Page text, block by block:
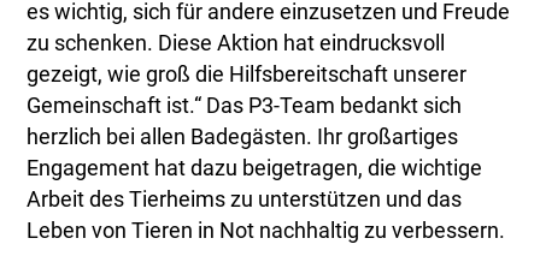
es wichtig, sich für andere einzusetzen und Freude
zu schenken. Diese Aktion hat eindrucksvoll
gezeigt, wie groß die Hilfsbereitschaft unserer
Gemeinschaft ist.“ Das P3-Team bedankt sich
herzlich bei allen Badegästen. Ihr großartiges
Engagement hat dazu beigetragen, die wichtige
Arbeit des Tierheims zu unterstützen und das
Leben von Tieren in Not nachhaltig zu verbessern.